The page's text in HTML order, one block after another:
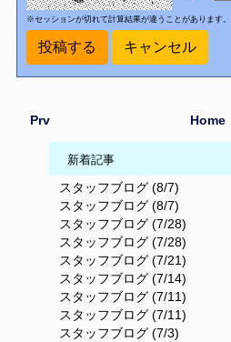
※セッションが切れて計算結果が違うことがあります
Prv Home
新着記事
スタッフブログ (8/7)
スタッフブログ (8/7)
スタッフブログ (7/28)
スタッフブログ (7/28)
スタッフブログ (7/21)
スタッフブログ (7/14)
スタッフブログ (7/11)
スタッフブログ (7/11)
スタッフブログ (7/3)